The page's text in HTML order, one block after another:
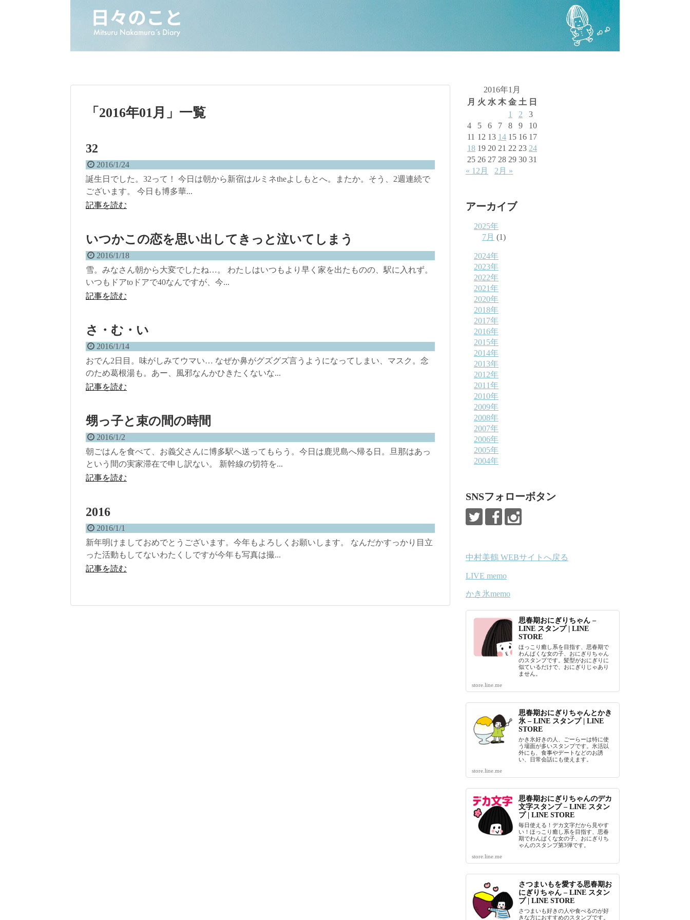
「 2016年01月 」 一覧
32
2016/1/24
誕生日でした。32って！ 今日は朝から新宿はルミネtheよしもとへ。またか。そう、2週連続で
ございます。 今日も博多華...
記事を読む
いつかこの恋を思い出してきっと泣いてしまう
2016/1/18
雪。みなさん朝から大変でしたね…。 わたしはいつもより早く家を出たものの、駅に入れず。
いつもドアtoドアで40なんですが、今...
記事を読む
さ・む・い
2016/1/14
おでん2日目。味がしみてウマい… なぜか鼻がグズグズ言うようになってしまい、マスク。念
のため葛根湯も。あー、風邪なんかひきたくないな...
記事を読む
甥っ子と束の間の時間
2016/1/2
朝ごはんを食べて、お義父さんに博多駅へ送ってもらう。今日は鹿児島へ帰る日。旦那はあっ
という間の実家滞在で申し訳ない。 新幹線の切符を...
記事を読む
2016
2016/1/1
新年明けましておめでとうございます。今年もよろしくお願いします。 なんだかすっかり目立
った活動もしてないわたくしですが今年も写真は撮...
記事を読む
2016年1月
月 火 水 木 金 土 日
1
2
3
4
5 6 7 8 9
10
11 12 13 14 15 16 17
18 19 20 21 22 23 24
25 26 27 28 29 30 31
« 12月
2月 »
アーカイブ
2025年
7月 (1)
2024年
2023年
2022年
2021年
2020年
2018年
2017年
2016年
2015年
2014年
2013年
2012年
2011年
2010年
2009年
2008年
2007年
2006年
2005年
2004年
SNSフォローボタン
中村美鶴 WEBサイトへ戻る
LIVE memo
かき氷memo
思春期おにぎりちゃん –
LINE スタンプ | LINE
STORE
ほっこり癒し系を目指す、思春期で
わんぱくな女の子、おにぎりちゃん
のスタンプです。髪型がおにぎりに
似ているだけで、おにぎりじゃあり
ません。
store.line.me
思春期おにぎりちゃんとかき
氷 – LINE スタンプ | LINE
STORE
かき氷好きの人、ごーらーは特に使
う場面が多いスタンプです。氷活以
外にも、食事やデートなどのお誘
い、日常会話にも使えます。
store.line.me
思春期おにぎりちゃんのデカ
文字スタンプ – LINE スタン
プ | LINE STORE
毎日使える！デカ文字だから見やす
い！ほっこり癒し系を目指す、思春
期でわんぱくな女の子、おにぎりち
ゃんのスタンプ第3弾です。
store.line.me
さつまいもを愛する思春期お
にぎりちゃん – LINE スタン
プ | LINE STORE
さつまいも好きの人や食べるのが好
きな方におすすめのスタンプです。